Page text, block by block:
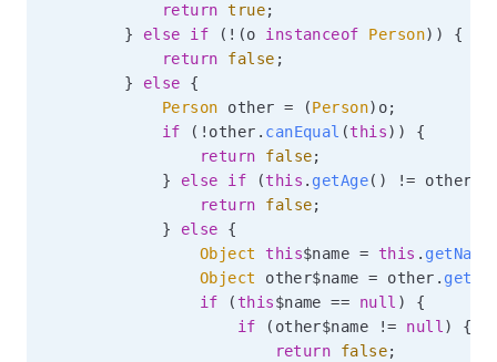
return true;
}
else if ( ! (o instanceof Person) )
{
return
false ;
}
else
{
Person other = (Person) o;
if
( ! other . canEqual (this) )
{
return
false;
}
else if (this . getAge( ) != other
return
false;
}
else
{
Object
this$name = this . getName
Object other$name = other .
if
( this$name == null )
{
if
( other$name != null)
{
return
false;